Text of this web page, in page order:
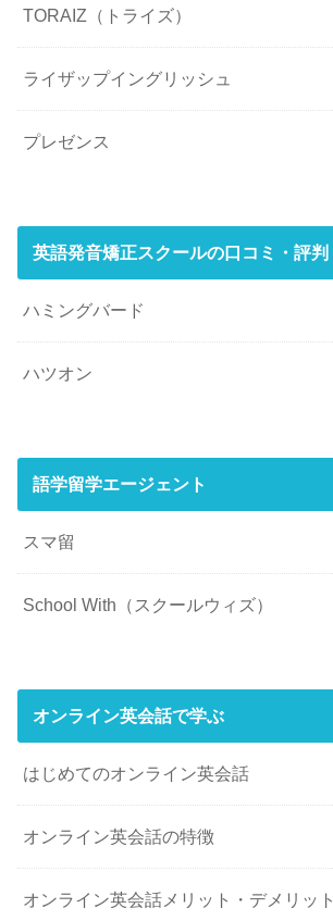
TORAIZ（トライズ）
ライザップイングリッシュ
プレゼンス
英語発音矯正スクールの口コミ・評判
ハミングバード
ハツオン
語学留学エージェント
スマ留
School With（スクールウィズ）
オンライン英会話で学ぶ
はじめてのオンライン英会話
オンライン英会話の特徴
オンライン英会話メリット・デメリット